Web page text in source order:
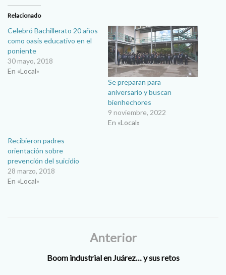
Relacionado
Celebró Bachillerato 20 años
como oasis educativo en el
poniente
30 mayo, 2018
En «Local»
Se preparan para
aniversario y buscan
bienhechores
9 noviembre, 2022
En «Local»
Recibieron padres
orientación sobre
prevención del suicidio
28 marzo, 2018
En «Local»
Anterior
Boom industrial en Juárez… y sus retos